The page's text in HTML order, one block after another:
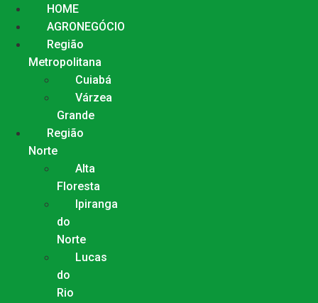
HOME
AGRONEGÓCIO
Região
Metropolitana
Cuiabá
Várzea
Grande
Região
Norte
Alta
Floresta
Ipiranga
do
Norte
Lucas
do
Rio